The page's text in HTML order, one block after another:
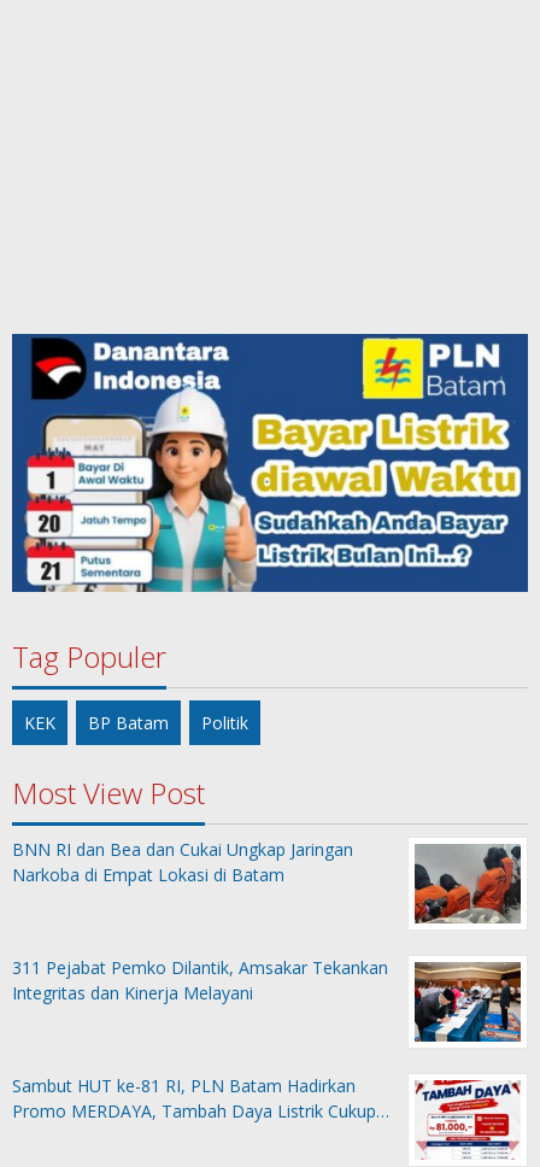
Tag Populer
KEK BP Batam Politik
Most View Post
BNN RI dan Bea dan Cukai Ungkap Jaringan
Narkoba di Empat Lokasi di Batam
311 Pejabat Pemko Dilantik, Amsakar Tekankan
Integritas dan Kinerja Melayani
Sambut HUT ke-81 RI, PLN Batam Hadirkan
Promo MERDAYA, Tambah Daya Listrik Cukup…